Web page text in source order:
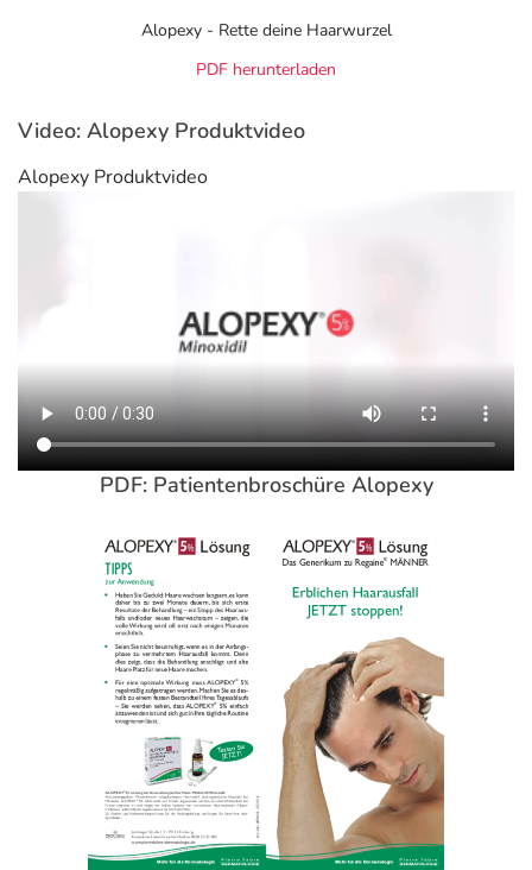
Signifikante zunahme der Haarabdeckung
Deutlich sichtbares Neuwachstum3
Zusatz-Tipp:
Für eine verbesserte Wirkstoffaufnahme
empfehlen wir das ANAPHASE+ Shampoo
Anwendung
Kopfhaut auftragen, beginnend in der Mitte der
betroffenen Stelle.
Die Mengenvorgabe, unabhängig von der Größe der zu
behandelnden Fläche ist einzuhalten.
DieGesamtdosissollte2 mlnicht überschreiten.
Das Arzneimittel wird für die Anwendungüber 65 Jahre
und Wirksamkeitnicht empfohlen.
Hinweise
ALOPEXY® 5 %ist auch spezifisch für den erblich
bedingten Haarausfall entwickelt worden. Bei
temporären oder diffusen Haarverlust kann Minoxidil zu
abnormalen Reaktionen führen und sollte nicht
angewendet werden.
Bei der Anwendung des Arzneimittels kann es zu
schweren allergischen Reaktionen kommen. Sollten
Schwellungen des Gesichts, der Lippen oder des
Alopexy - Rette deine Haarwurzel
PDF herunterladen
Video: Alopexy Produktvideo
Alopexy Produktvideo
PDF: Patientenbroschüre Alopexy